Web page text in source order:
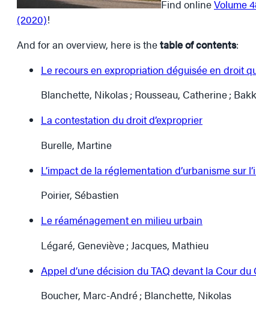
Find onlineVolume
(2020)!
And for an overview, here is thetable of contents:
Le recours en expropriation déguisée en droit
Blanchette, Nikolas ; Rousseau, Catherine ;
La contestation du droit d’exproprier
Burelle, Martine
L’impact de la réglementation d’urbanisme sur
Poirier, Sébastien
Le réaménagement en milieu urbain
Légaré, Geneviève ; Jacques, Mathieu
Appel d’une décision du TAQ devant la Cour du
Boucher, Marc-André ; Blanchette, Nikolas